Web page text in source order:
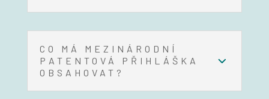
CO MÁ MEZINÁRODNÍ
PATENTOVÁ PŘIHLÁŠKA
OBSAHOVAT?